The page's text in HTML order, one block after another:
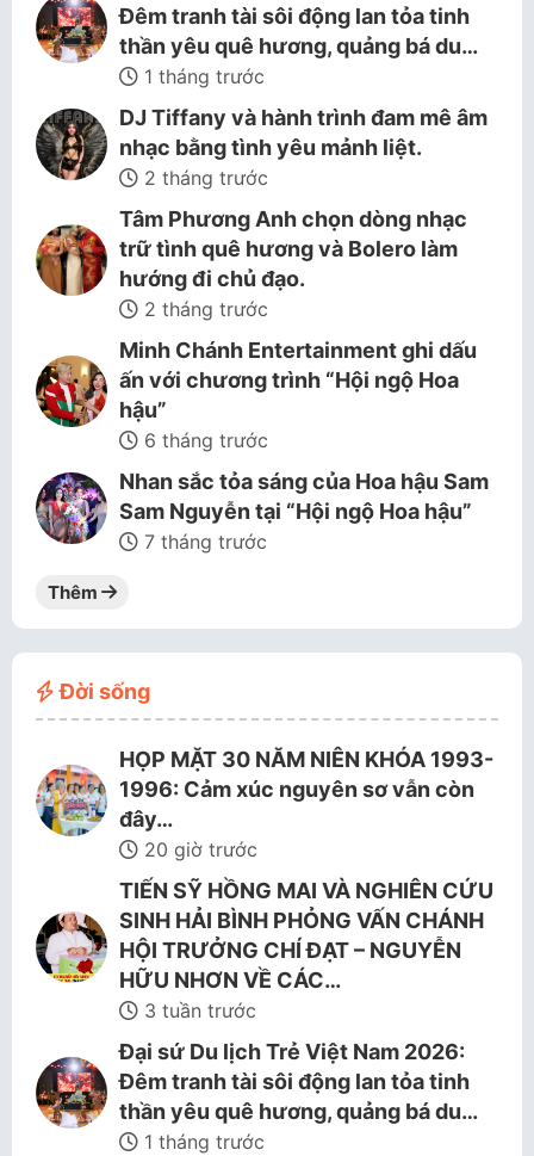
Đêm tranh tài sôi động lan tỏa tinh
thần yêu quê hương, quảng bá du…
1 tháng trước
DJ Tiffany và hành trình đam mê âm
nhạc bằng tình yêu mảnh liệt.
2 tháng trước
Tâm Phương Anh chọn dòng nhạc
trữ tình quê hương và Bolero làm
hướng đi chủ đạo.
2 tháng trước
Minh Chánh Entertainment ghi dấu
ấn với chương trình “Hội ngộ Hoa
hậu”
6 tháng trước
Nhan sắc tỏa sáng của Hoa hậu Sam
Sam Nguyễn tại “Hội ngộ Hoa hậu”
7 tháng trước
Thêm
Đời sống
HỌP MẶT 30 NĂM NIÊN KHÓA 1993-
1996: Cảm xúc nguyên sơ vẫn còn
đây…
20 giờ trước
TIẾN SỸ HỒNG MAI VÀ NGHIÊN CỨU
SINH HẢI BÌNH PHỎNG VẤN CHÁNH
HỘI TRƯỞNG CHÍ ĐẠT – NGUYỄN
HỮU NHƠN VỀ CÁC…
3 tuần trước
Đại sứ Du lịch Trẻ Việt Nam 2026:
Đêm tranh tài sôi động lan tỏa tinh
thần yêu quê hương, quảng bá du…
1 tháng trước